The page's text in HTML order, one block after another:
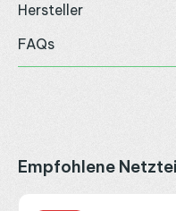
Hersteller
FAQs
Produktgalerie
Empfohlene